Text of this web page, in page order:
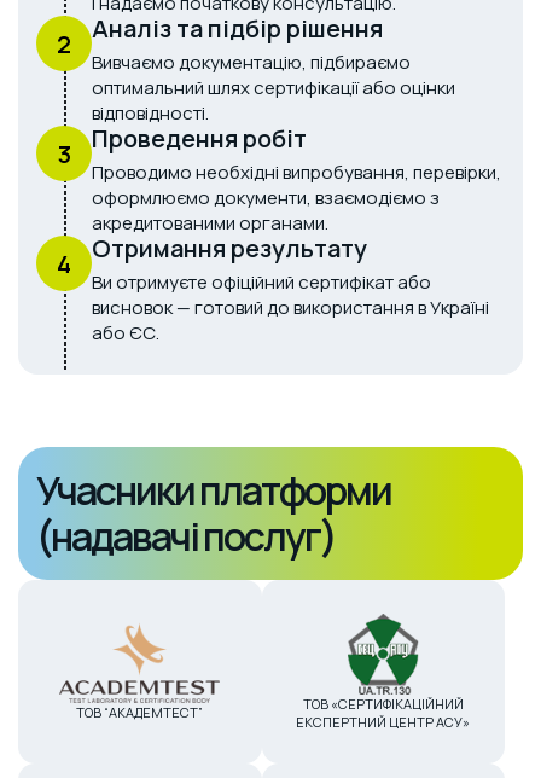
2 Аналіз та підбір рішення
Вивчаємо документацію, підбираємо
оптимальний шлях сертифікації або оцінки
відповідності.
3 Проведення робіт
Проводимо необхідні випробування, перевірки,
оформлюємо документи, взаємодіємо з
акредитованими органами.
4 Отримання результату
Ви отримуєте офіційний сертифікат або
висновок — готовий до використання в Україні
або ЄС.
Учасники платформи
(надавачі послуг)
ТОВ “АКАДЕМТЕСТ”
ТОВ «СЕРТИФІКАЦІЙНИЙ
ЕКСПЕРТНИЙ ЦЕНТР АСУ»